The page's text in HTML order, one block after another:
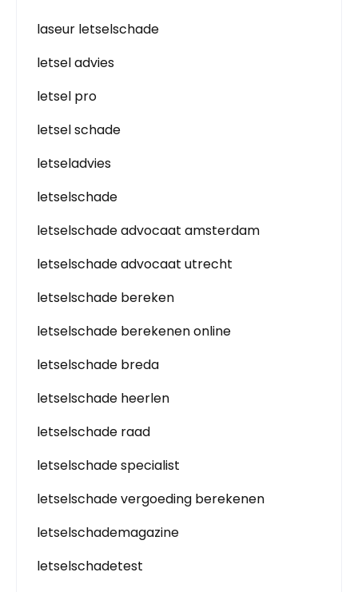
laseur letselschade
letsel advies
letsel pro
letsel schade
letseladvies
letselschade
letselschade advocaat amsterdam
letselschade advocaat utrecht
letselschade bereken
letselschade berekenen online
letselschade breda
letselschade heerlen
letselschade raad
letselschade specialist
letselschade vergoeding berekenen
letselschademagazine
letselschadetest